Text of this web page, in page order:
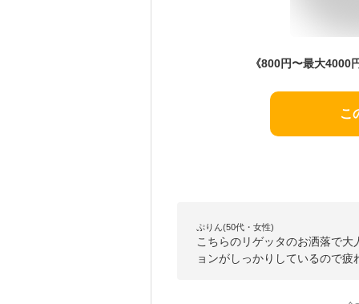
こ
ぷりん(50代・女性)
こちらのリゲッタのお洒落で
ョンがしっかりしているので疲